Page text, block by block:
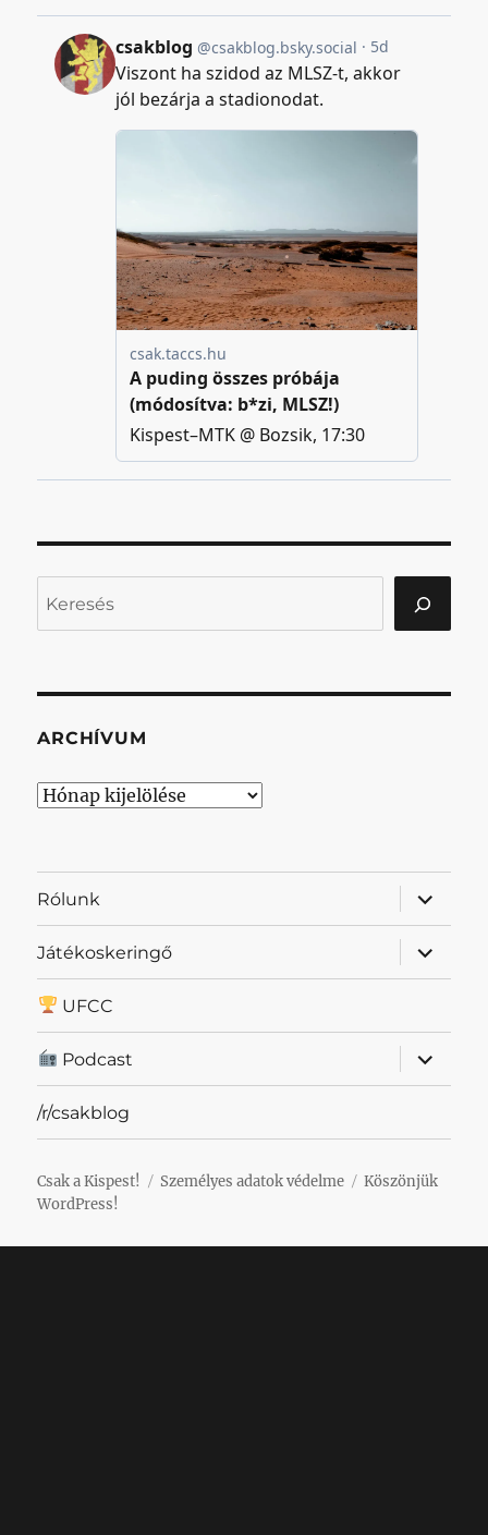
ARCHÍVUM
Archívum
Rólunk
almenü
Játékoskeringő
almenü
UFCC
Podcast
almenü
/r/csakblog
Csak a Kispest! Személyes adatok védelme
Köszönjük
WordPress!